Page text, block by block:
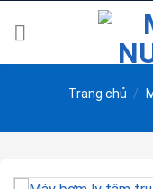
Trang chủ /